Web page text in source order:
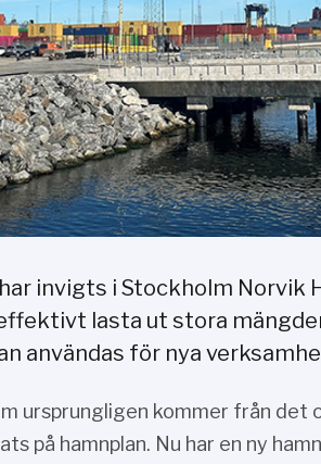
invigts i Stockholm Norvik
lasta ut stora
användas för nya
ursprungligen kommer från
på hamnplan. Nu har en ny